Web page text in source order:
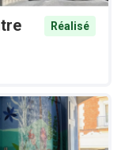
Réalisé